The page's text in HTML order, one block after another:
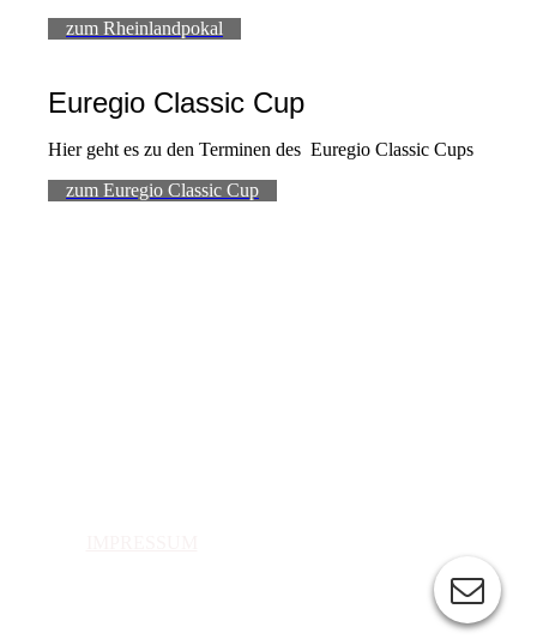
zum Rheinlandpokal
Euregio Classic Cup
Hier geht es zu den Terminen des Euregio Classic Cups
zum Euregio Classic Cup